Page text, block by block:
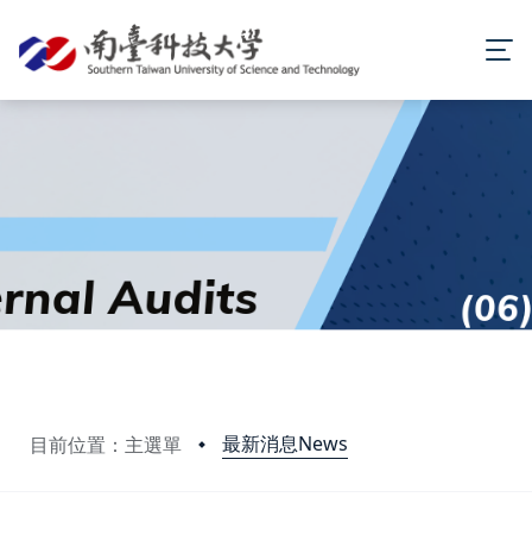
目前位置：主選單 最新消息News